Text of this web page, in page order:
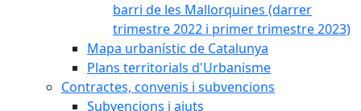
barri de les Mallorquines (darrer
trimestre 2022 i primer trimestre 2023)
Mapa urbanístic de Catalunya
Plans territorials d'Urbanisme
Contractes, convenis i subvencions
Subvencions i ajuts